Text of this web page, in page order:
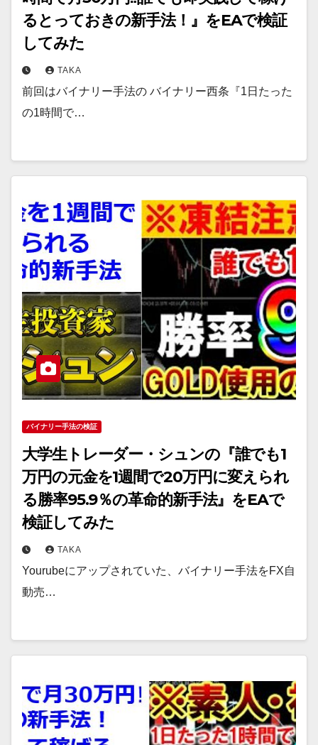
るとっておきの新手法！』をEAで検証
してみた
TAKA
前回はバイナリー手法の バイナリー西条『1日たった
の1時間で…
バイナリー手法の検証
大学生トレーダー・シュンの『誰でも1
万円の元金を1週間で20万円に変えられ
る勝率95.9％の革命的新手法』をEAで
検証してみた
TAKA
Yourubeにアップされていた、バイナリー手法をFX自
動売…